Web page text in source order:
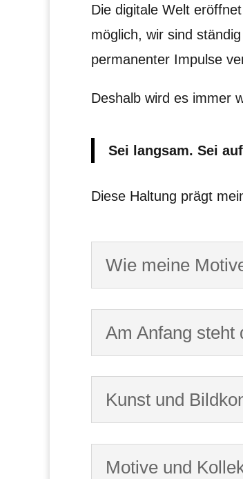
Die digitale Welt
möglich, wir sind
permanenter Impulse
Deshalb wird es immer
Sei langsam. Sei
Diese Haltung prägt
Wie meine
Am Anfang steht
Kunst und
Motive und